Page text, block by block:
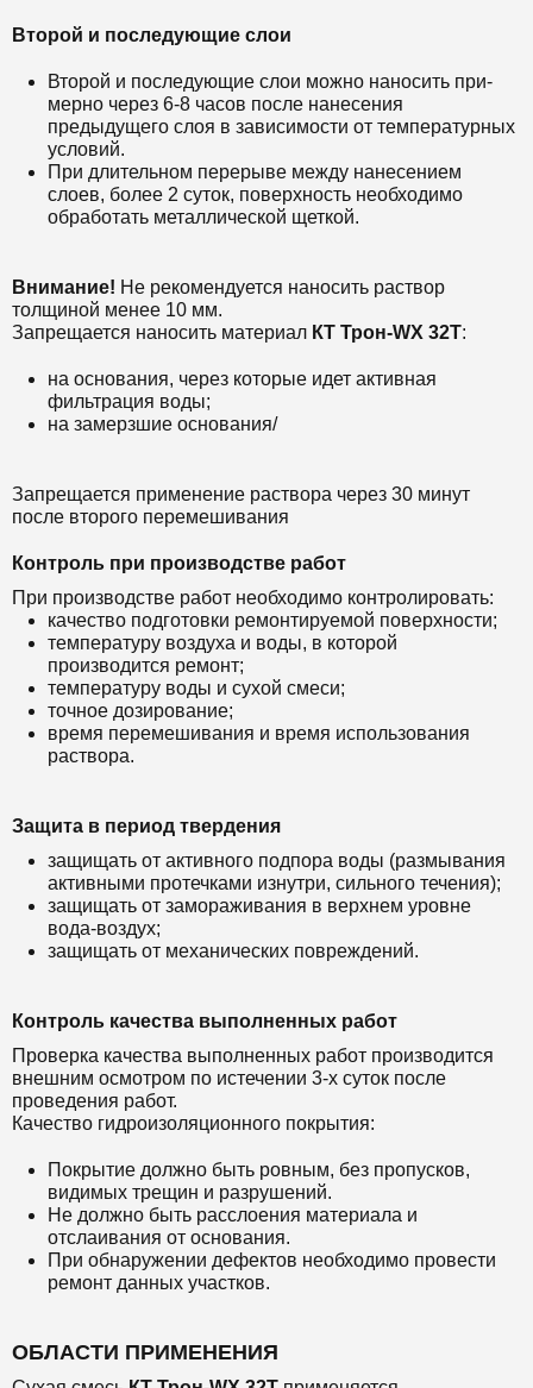
Второй и последующие слои
Второй и последующие слои можно наносить при-
мерно через 6-8 часов после нанесения
предыдущего слоя в зависимости от температурных
условий.
При длительном перерыве между нанесением
слоев, более 2 суток, поверхность необходимо
обработать металлической щеткой.
Внимание! Не рекомендуется наносить раствор
толщиной менее 10 мм.
Запрещается наносить материал КТ Трон-WX 32Т:
на основания, через которые идет активная
фильтрация воды;
на замерзшие основания/
Запрещается применение раствора через 30 минут
после второго перемешивания
Контроль при производстве работ
При производстве работ необходимо контролировать:
качество подготовки ремонтируемой поверхности;
температуру воздуха и воды, в которой
производится ремонт;
температуру воды и сухой смеси;
точное дозирование;
время перемешивания и время использования
раствора.
Защита в период твердения
защищать от активного подпора воды (размывания
активными протечками изнутри, сильного течения);
защищать от замораживания в верхнем уровне
вода-воздух;
защищать от механических повреждений.
Контроль качества выполненных работ
Проверка качества выполненных работ производится
внешним осмотром по истечении 3-х суток после
проведения работ.
Качество гидроизоляционного покрытия:
Покрытие должно быть ровным, без пропусков,
видимых трещин и разрушений.
Не должно быть расслоения материала и
отслаивания от основания.
При обнаружении дефектов необходимо провести
ремонт данных участков.
ОБЛАСТИ ПРИМЕНЕНИЯ